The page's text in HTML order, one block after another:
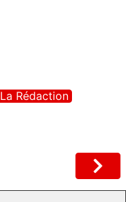
La Rédaction